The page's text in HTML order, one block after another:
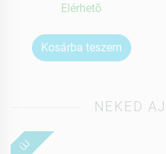
Elérhetõ
Kosárba teszem
NEKED
ÚJ